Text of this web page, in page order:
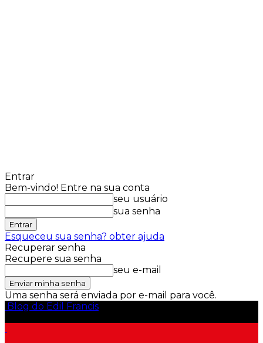
Entrar
Bem-vindo! Entre na sua conta
seu usuário
sua senha
Esqueceu sua senha? obter ajuda
Recuperar senha
Recupere sua senha
seu e-mail
Uma senha será enviada por e-mail para você.
Blog do Edil Francis